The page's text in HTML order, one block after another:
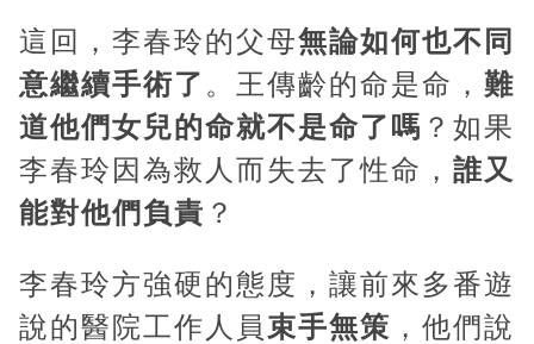
這回，李春玲的父母無論如何也不同
意繼續手術了 。王傳齡的命是命， 難
道他們女兒的命就不是命了嗎 ？如果
李春玲因為救人而失去了性命， 誰又
能對他們負責 ？
李春玲方強硬的態度，讓前來多番遊
說的醫院工作人員 束手無策 ，他們說